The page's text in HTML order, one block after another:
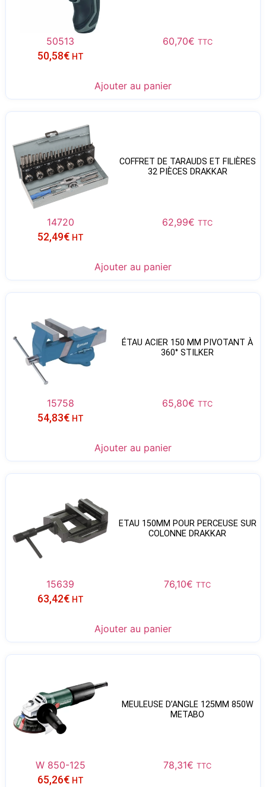
50513 60,70€ TTC
50,58€ HT
Ajouter au panier
COFFRET DE TARAUDS ET FILIÈRES
32 PIÈCES DRAKKAR
14720 62,99€ TTC
52,49€ HT
Ajouter au panier
ÉTAU ACIER 150 MM PIVOTANT À
360° STILKER
15758 65,80€ TTC
54,83€ HT
Ajouter au panier
ETAU 150MM POUR PERCEUSE SUR
COLONNE DRAKKAR
15639 76,10€ TTC
63,42€ HT
Ajouter au panier
MEULEUSE D’ANGLE 125MM 850W
METABO
W 850-125 78,31€ TTC
65,26€ HT